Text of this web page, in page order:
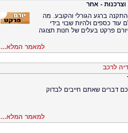
וצרכנות - אחר
ברגע הגורלי והקובע. מה
כספים ולהיות שבוי בידי
פרקט בעלים של חנות תצוגה
למאמר המלא...
דברים שאתם חייבים לבדוק
למאמר המלא...